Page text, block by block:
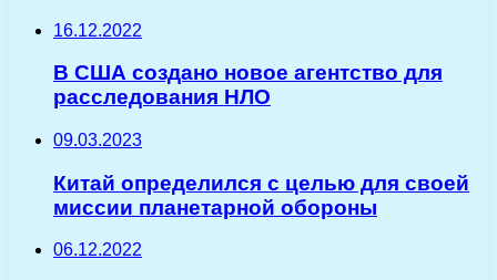
16.12.2022
В США создано новое агентство для
расследования НЛО
09.03.2023
Китай определился с целью для своей
миссии планетарной обороны
06.12.2022